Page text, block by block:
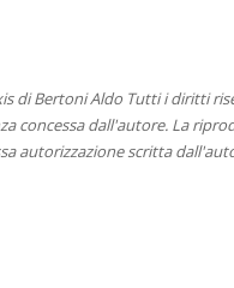
di Bertoni Aldo Tutti i diritti
concessa dall'autore. La
autorizzazione scritta